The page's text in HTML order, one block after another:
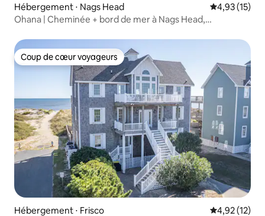
Hébergement ⋅ Nags Head Évaluation
4,93 (15)
Ohana | Cheminée + bord de mer à Nags Head,
Coup de cœur voyageurs
Coup de cœur voyageurs
Hébergement ⋅ Frisco Évaluation
4,92 (12)